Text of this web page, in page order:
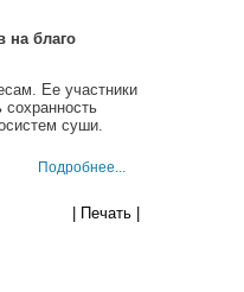
на благо
Ее участники
суши.
Подробнее...
| Печать |